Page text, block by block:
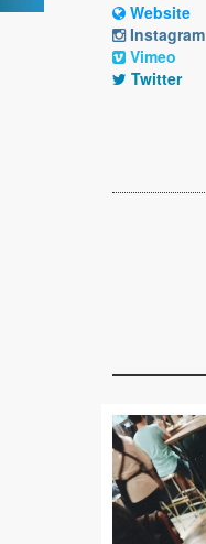
Website
Instagram
Vimeo
Twitter